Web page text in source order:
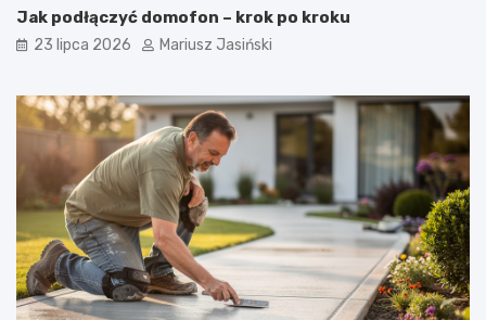
Jak podłączyć domofon – krok po kroku
23 lipca 2026 Mariusz Jasiński